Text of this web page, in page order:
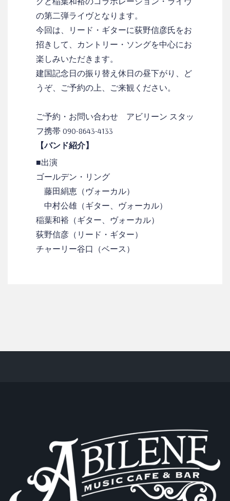
の第二弾ライヴとなります。
今回は、リード・ギターに荻野信彦氏をお
招きして、カントリー・ソングを中心にお
楽しみいただきます。
建国記念日の振り替え休日の昼下がり、ど
うぞ、ご予約の上、ご来観ください。
ご予約・お問い合わせ アビリーン スタッ
フ携帯 090-8643-4133
【バンド紹介】
■出演
ゴールデン・リング
藤田絹恵（ヴォーカル）
中村公雄（ギター、ヴォーカル）
稲葉和裕（ギター、ヴォーカル）
荻野信彦（リード・ギター）
チャーリー谷口（ベース）